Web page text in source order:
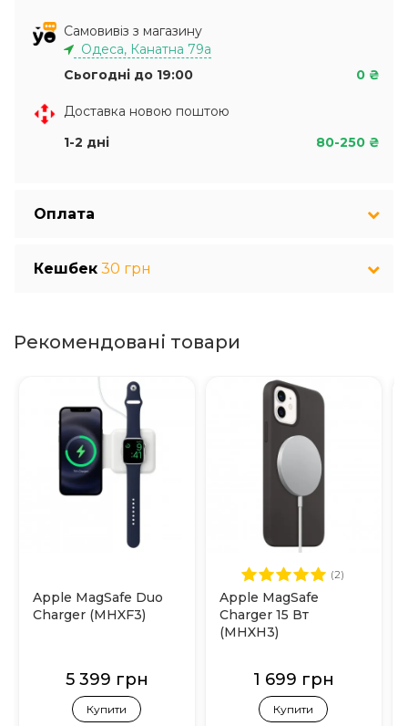
Самовивіз з магазину
Одеса, Канатна 79а
Сьогодні до 19:00
0 ₴
Доставка новою поштою
1-2 дні
80-250 ₴
Оплата
Кешбек 30 грн
Рекомендовані товари
Apple MagSafe Duo
Charger (MHXF3)
5 399 грн
Купити
(2)
Apple MagSafe
Charger 15 Вт
(MHXH3)
1 699 грн
Купити